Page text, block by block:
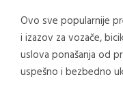
Ovo sve popularnije
i izazov za vozače,
uslova ponašanja od
uspešno i bezbedno